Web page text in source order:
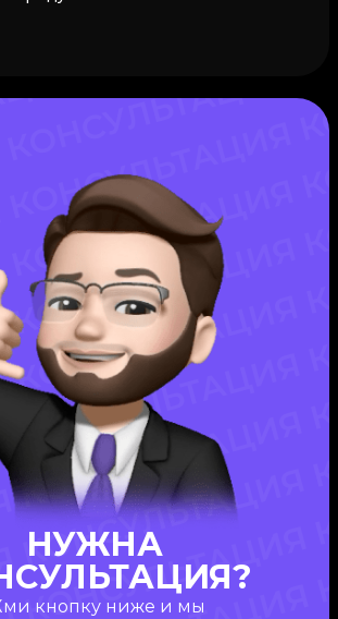
НУЖНА
кнопку ниже и мы